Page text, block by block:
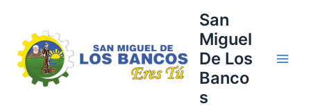
contenido
San
Miguel
De Los
Banco
s